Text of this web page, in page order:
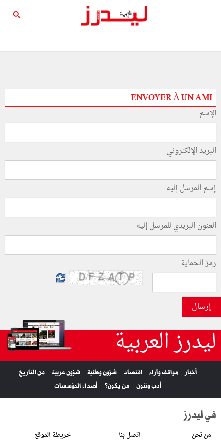
ENVOYER À UN AMI
الإسم
البريد الإلكتروني
إسم المرسل إليه
العنون البريدي للمرسل إليه
رمز الحماية
إرسال
ليدرز العربية
أخبار مواقف وآراء اقتصاد شؤون وطنية شؤون عربية
من التاريخ
أدب وفنون
من يكون؟ أصداء المؤسسات
في ليدرز
من نحن اتصل بنا خريطة الموقع